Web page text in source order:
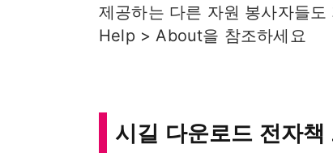
제공하는 다른 자원 봉사자들
Help > About을 참조하세요
시길 다운로드 전자